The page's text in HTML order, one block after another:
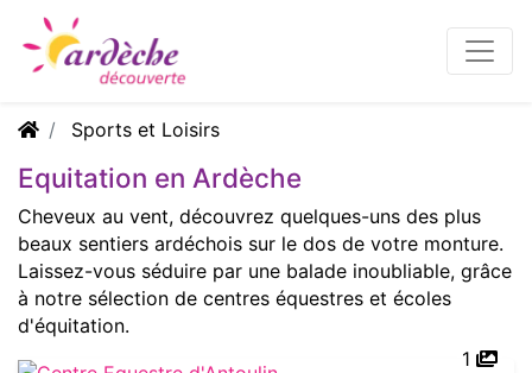
Sports et Loisirs
Equitation en Ardèche
Cheveux au vent, découvrez quelques-uns des plus
beaux sentiers ardéchois sur le dos de votre monture.
Laissez-vous séduire par une balade inoubliable, grâce
à notre sélection de centres équestres et écoles
d'équitation.
1